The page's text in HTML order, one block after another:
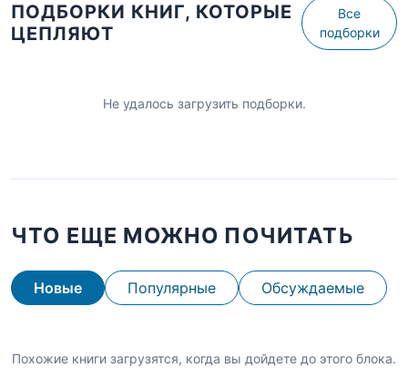
ПОДБОРКИ КНИГ, КОТОРЫЕ
ЦЕПЛЯЮТ
Все
подборки
Не удалось загрузить подборки.
ЧТО ЕЩЕ МОЖНО ПОЧИТАТЬ
Новые Популярные Обсуждаемые
Похожие книги загрузятся, когда вы дойдете до этого блока.